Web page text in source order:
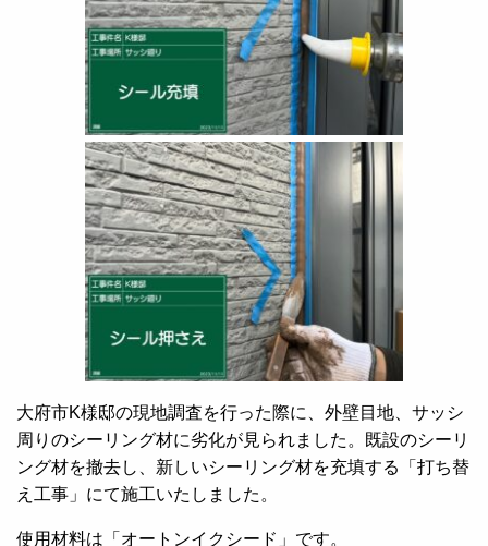
大府市K様邸の現地調査を行った際に、外壁目地、サッシ
周りのシーリング材に劣化が見られました。既設のシーリ
ング材を撤去し、新しいシーリング材を充填する「打ち替
え工事」にて施工いたしました。
使用材料は「オートンイクシード」です。